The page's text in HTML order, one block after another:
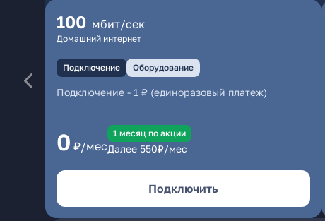
100 мбит/сек
Домашний интернет
Подключение Оборудование
Подключение - 1 ₽ (единоразовый платеж)
0 ₽/мес
1 месяц по акции
Далее 550₽/мес
Подключить